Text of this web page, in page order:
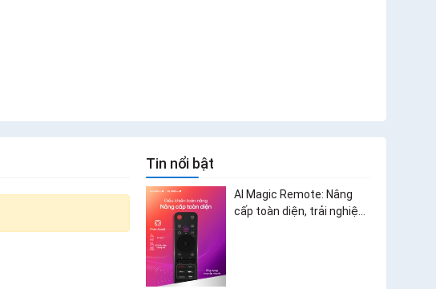
Tin nổi bật
AI Magic Remote: Nâng
cấp toàn diện, trải nghiệm